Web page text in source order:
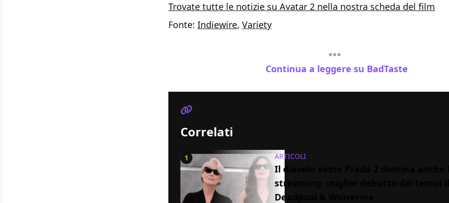
Trovate tutte le notizie su Avatar 2 nella nostra scheda del film
Fonte: Indiewire, Variety
Continua a leggere su BadTaste
Correlati
1 ARTICOLI
Il diavolo veste Prada 2 domina anche
streaming: miglior debutto dai tempi
Deadpool & Wolverine